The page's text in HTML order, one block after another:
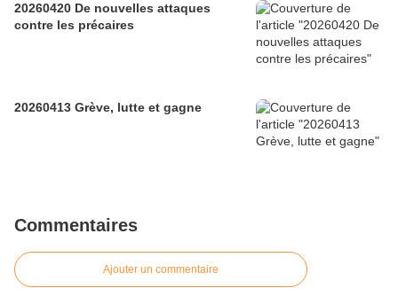
20260420 De nouvelles attaques
contre les précaires
20260413 Grève, lutte et gagne
Commentaires
Ajouter un commentaire